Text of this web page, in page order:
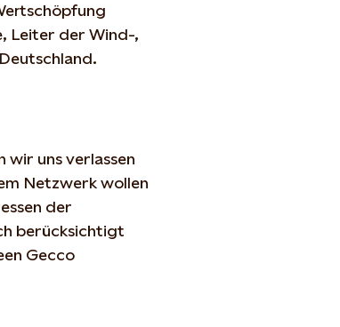
Leiter der Wind-,
wir uns verlassen
Netzwerk wollen
der
berücksichtigt
Gecco